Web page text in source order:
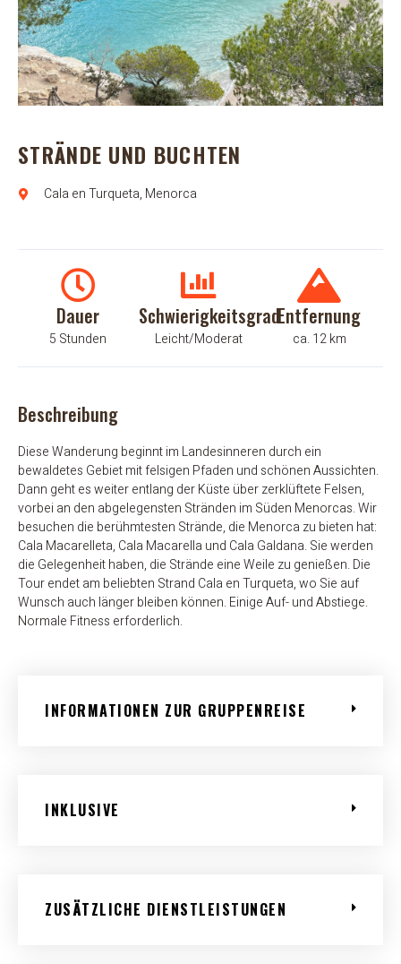
STRÄNDE UND BUCHTEN
Cala en Turqueta, Menorca
Dauer
5 Stunden
Schwierigkeitsgrad
Leicht/Moderat
Entfernung
ca. 12 km
Beschreibung
Diese Wanderung beginnt im Landesinneren durch ein
bewaldetes Gebiet mit felsigen Pfaden und schönen Aussichten.
Dann geht es weiter entlang der Küste über zerklüftete Felsen,
vorbei an den abgelegensten Stränden im Süden Menorcas. Wir
besuchen die berühmtesten Strände, die Menorca zu bieten hat:
Cala Macarelleta, Cala Macarella und Cala Galdana. Sie werden
die Gelegenheit haben, die Strände eine Weile zu genießen. Die
Tour endet am beliebten Strand Cala en Turqueta, wo Sie auf
Wunsch auch länger bleiben können. Einige Auf- und Abstiege.
Normale Fitness erforderlich.
INFORMATIONEN ZUR GRUPPENREISE
INKLUSIVE
ZUSÄTZLICHE DIENSTLEISTUNGEN